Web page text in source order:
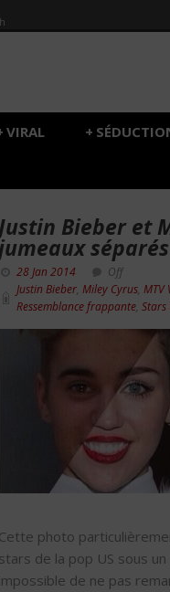
VIRAL +
Justin Bieber et
28 Jan 2014
Off
Justin Bieber Miley Cyrus MTV
Ressemblance frappante Stars
Cette photo
stars de la pop US sous
impossible de ne pas